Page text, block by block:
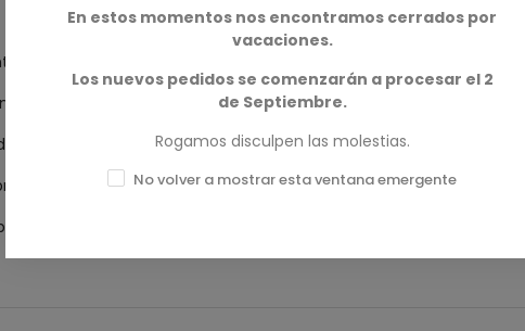
0
0
0
En estos momentos nos encontramos cerrados por
vacaciones.
Los nuevos pedidos se comenzarán a procesar el 2
de Septiembre.
Rogamos disculpen las molestias.
No volver a mostrar esta ventana emergente